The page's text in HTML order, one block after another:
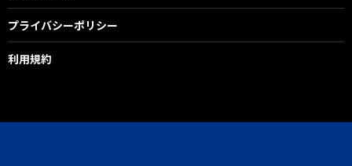
プライバシーポリシー
利用規約